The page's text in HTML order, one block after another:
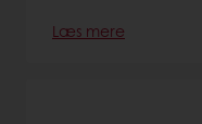
Læs mere